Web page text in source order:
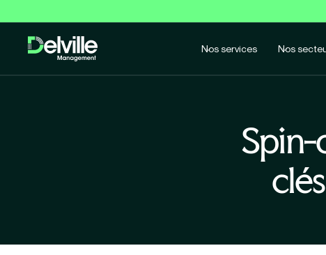
Nos services Nos